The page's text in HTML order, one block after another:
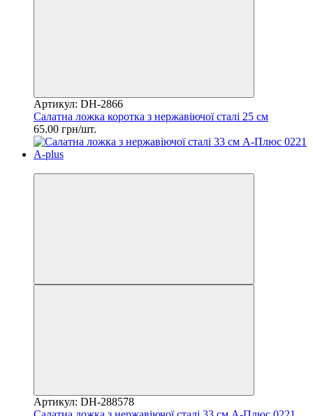
Артикул: DH-2866
Салатна ложка коротка з нержавіючої сталі 25 см
65.00 грн/шт.
Артикул: DH-288578